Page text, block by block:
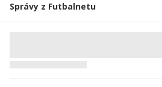
Správy z Futbalnetu